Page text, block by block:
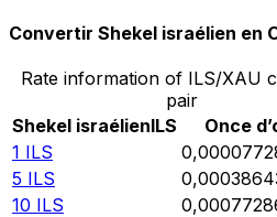
Convertir Shekel israélien en
Rate information of ILS/XAU
pair
Shekel israélienILS Once
1 ILS
5 ILS
10 ILS